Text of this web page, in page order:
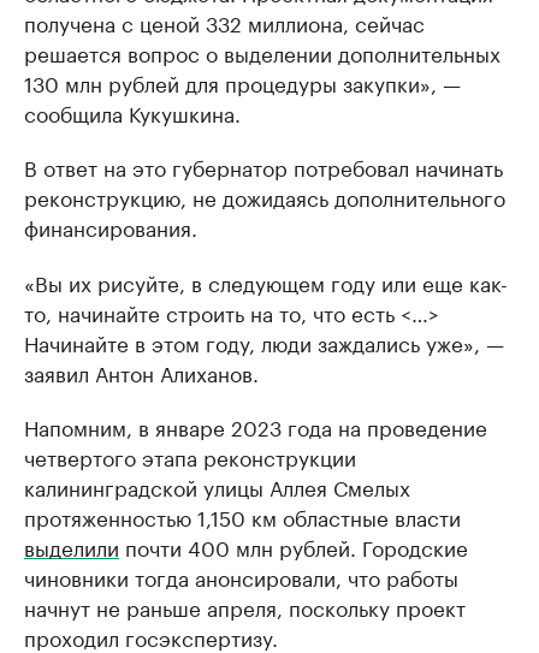
получена с ценой 332 миллиона, сейчас
решается вопрос о выделении дополнительных
130 млн рублей для процедуры закупки», —
сообщила Кукушкина.
В ответ на это губернатор потребовал начинать
реконструкцию, не дожидаясь дополнительного
финансирования.
«Вы их рисуйте, в следующем году или еще как-
то, начинайте строить на то, что есть <…>
Начинайте в этом году, люди заждались уже», —
заявил Антон Алиханов.
Напомним, в январе 2023 года на проведение
четвертого этапа реконструкции
калининградской улицы Аллея Смелых
протяженностью 1,150 км областные власти
выделили почти 400 млн рублей. Городские
чиновники тогда анонсировали, что работы
начнут не раньше апреля, поскольку проект
проходил госэкспертизу.